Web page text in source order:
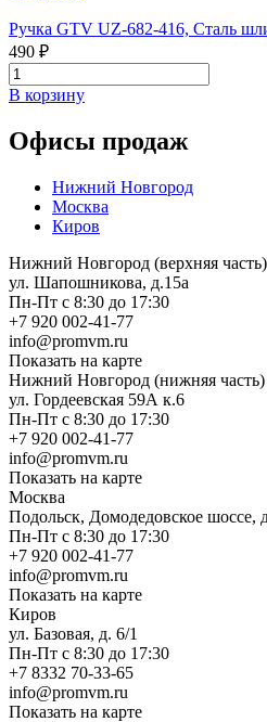
Ручка GTV UZ-682-416, Сталь
490 ₽
В корзину
Офисы продаж
Нижний Новгород
Москва
Киров
Нижний Новгород (верхняя часть)
ул. Шапошникова, д.15а
Пн-Пт с 8:30 до 17:30
+7 920 002-41-77
info@promvm.ru
Показать на карте
Нижний Новгород (нижняя часть)
ул. Гордеевская 59А к.6
Пн-Пт с 8:30 до 17:30
+7 920 002-41-77
info@promvm.ru
Показать на карте
Москва
Подольск, Домодедовское
Пн-Пт с 8:30 до 17:30
+7 920 002-41-77
info@promvm.ru
Показать на карте
Киров
ул. Базовая, д. 6/1
Пн-Пт с 8:30 до 17:30
+7 8332 70-33-65
info@promvm.ru
Показать на карте